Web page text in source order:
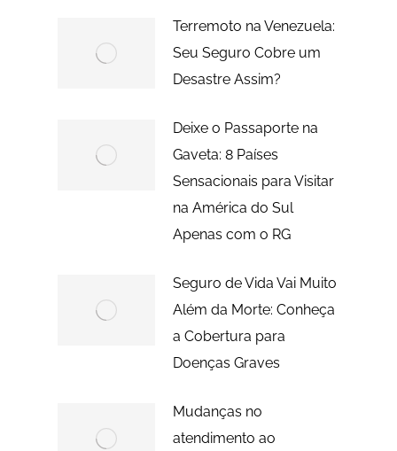
Terremoto na Venezuela:
Seu Seguro Cobre um
Desastre Assim?
Deixe o Passaporte na
Gaveta: 8 Países
Sensacionais para Visitar
na América do Sul
Apenas com o RG
Seguro de Vida Vai Muito
Além da Morte: Conheça
a Cobertura para
Doenças Graves
Mudanças no
atendimento ao